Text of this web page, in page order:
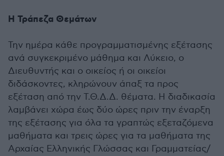
Η Τράπεζα Θεμάτων
Την ημέρα κάθε προγραμματισμένης εξέτασης
ανά συγκεκριμένο μάθημα και Λύκειο, ο
Διευθυντής και ο οικείος ή οι οικείοι
διδάσκοντες, κληρώνουν άπαξ τα προς
εξέταση από την Τ.Θ.Δ.Δ. θέματα. Η διαδικασία
λαμβάνει χώρα έως δύο ώρες πριν την έναρξη
της εξέτασης για όλα τα γραπτώς εξεταζόμενα
μαθήματα και τρεις ώρες για τα μαθήματα της
Αρχαίας Ελληνικής Γλώσσας και Γραμματείας/